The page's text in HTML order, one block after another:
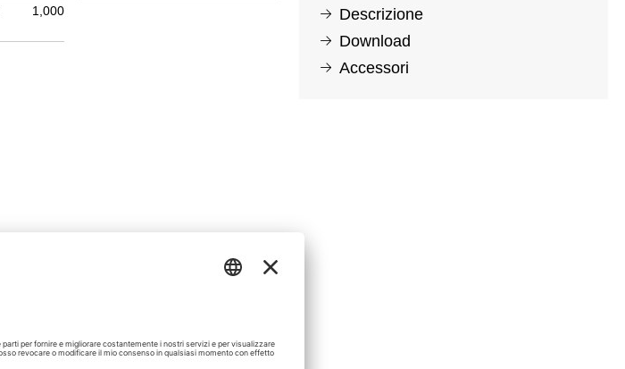
1,000
EN PDF 0,17 MB
Descrizione
Download
Accessori